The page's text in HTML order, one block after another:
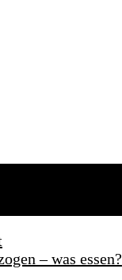
– was essen?